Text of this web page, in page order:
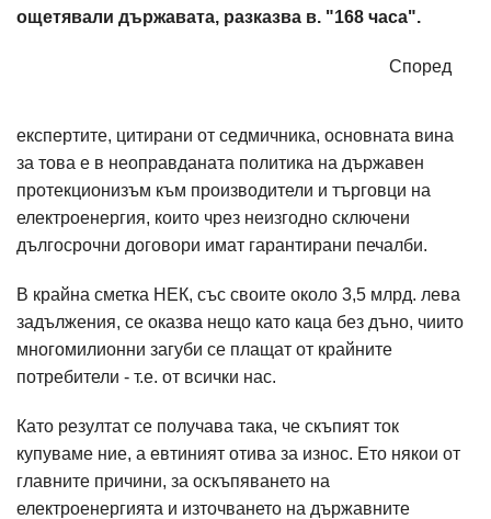
ощетявали държавата, разказва в. "168 часа".
Според
експертите, цитирани от седмичника, основната вина
за това е в неоправданата политика на държавен
протекционизъм към производители и търговци на
електроенергия, които чрез неизгодно сключени
дългосрочни договори имат гарантирани печалби.
В крайна сметка НЕК, със своите около 3,5 млрд. лева
задължения, се оказва нещо като каца без дъно, чиито
многомилионни загуби се плащат от крайните
потребители - т.е. от всички нас.
Като резултат се получава така, че скъпият ток
купуваме ние, а евтиният отива за износ. Ето някои от
главните причини, за оскъпяването на
електроенергията и източването на държавните